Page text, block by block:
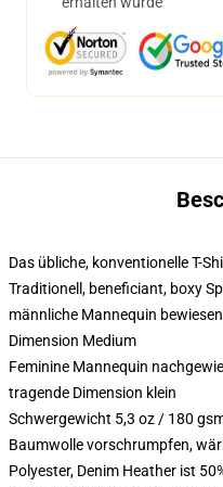
Das übliche, konventionelle T-
Traditionell, beneficiant, boxy
männliche Mannequin
Dimension Medium
Feminine Mannequin
tragende Dimension klein
Schwergewicht 5,3 oz / 180
Baumwolle vorschrumpfen,
Polyester, Denim Heather ist